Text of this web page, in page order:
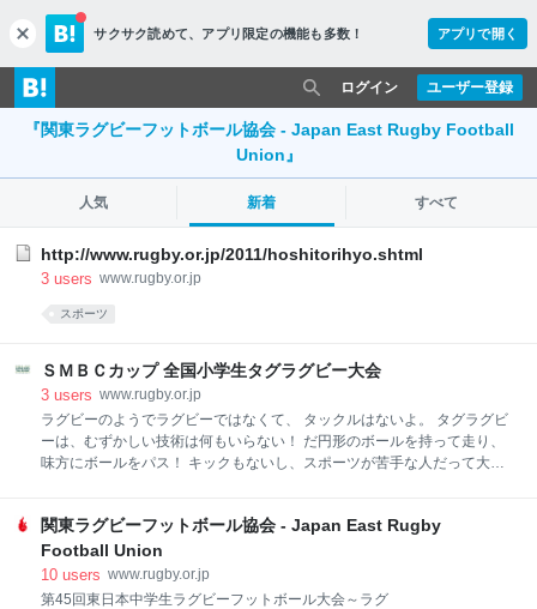
c
l
o
s
e
サクサク読めて、 アプリ限定の機能も多数！ アプリで開く
ユーザー登録
ログイン
『関東ラグビーフットボール協会 - Japan East Rugby Football
Union』
人気 新着 すべて
http://www.rugby.or.jp/2011/hoshitorihyo.shtml
3 users www.rugby.or.jp
スポーツ
ＳＭＢＣカップ 全国小学生タグラグビー大会
3 users www.rugby.or.jp
ラグビーのようでラグビーではなくて、 タックルはないよ。 タグラグビ
ーは、むずかしい技術は何もいらない！ だ円形のボールを持って走り、
味方にボールをパス！ キックもないし、スポーツが苦手な人だって大丈
を目指そう！
関東ラグビーフットボール協会 - Japan East Rugby
Football Union
10 users www.rugby.or.jp
第45回東日本中学生ラグビーフットボール大会～ラグ